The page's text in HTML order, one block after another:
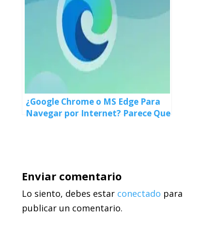
¿Google Chrome o MS Edge Para
Navegar por Internet? Parece Que
Enviar comentario
Lo siento, debes estar conectado para
publicar un comentario.